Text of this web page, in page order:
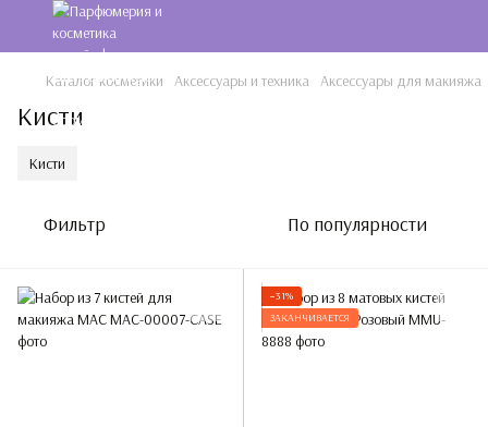
Каталог косметики Аксессуары и техника Аксессуары для макияжа
Кисти
Кисти
Фильтр По популярности
−31%
ЗАКАНЧИВАЕТСЯ